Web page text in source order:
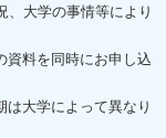
、大学の事情等により
資料を同時にお申し込
は大学によって異なり